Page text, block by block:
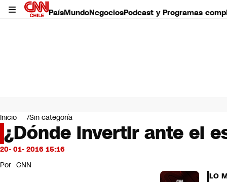
PaísMundoNegociosPodcast y Programas
Mundo
Negocios
Deportes
Programas completos
Servicios
Inicio Sin categoría
¿Dónde invertir ante el
20- 01- 2016 15:16
Por CNN
LO